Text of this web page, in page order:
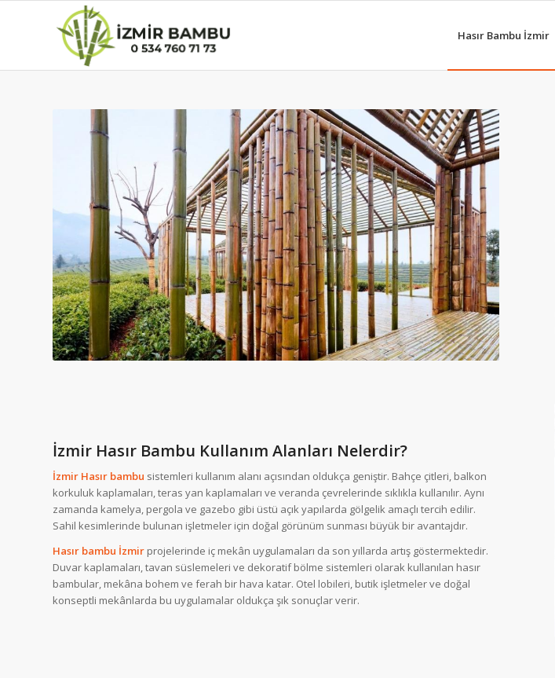
Hasır Bambu İzmir
İzmir Hasır Bambu Kullanım Alanları Nelerdir?
İzmir Hasır bambu sistemleri kullanım alanı açısından oldukça geniştir. Bahçe çitleri, balkon
korkuluk kaplamaları, teras yan kaplamaları ve veranda çevrelerinde sıklıkla kullanılır. Aynı
zamanda kamelya, pergola ve gazebo gibi üstü açık yapılarda gölgelik amaçlı tercih edilir.
Sahil kesimlerinde bulunan işletmeler için doğal görünüm sunması büyük bir avantajdır.
Hasır bambu İzmir projelerinde iç mekân uygulamaları da son yıllarda artış göstermektedir.
Duvar kaplamaları, tavan süslemeleri ve dekoratif bölme sistemleri olarak kullanılan hasır
bambular, mekâna bohem ve ferah bir hava katar. Otel lobileri, butik işletmeler ve doğal
konseptli mekânlarda bu uygulamalar oldukça şık sonuçlar verir.